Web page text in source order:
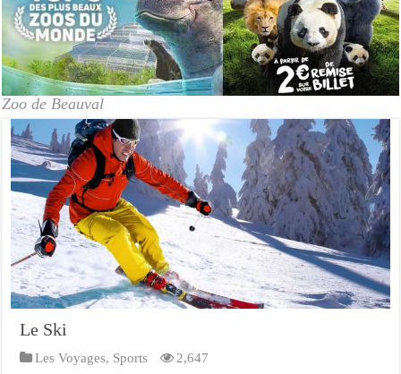
Zoo de Beauval
Le Ski
Les Voyages, Sports 2,647